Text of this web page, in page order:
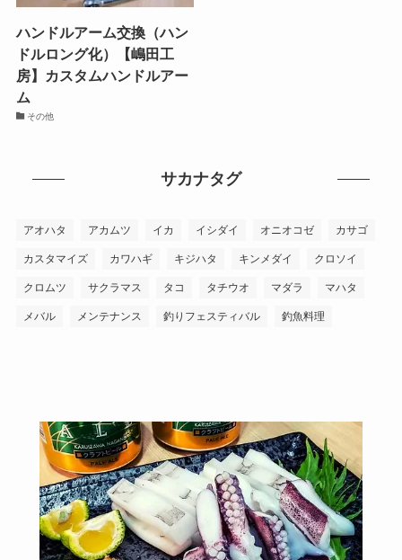
ハンドルアーム交換（ハン
ドルロング化）【嶋田工
房】カスタムハンドルアー
ム
その他
サカナタグ
アオハタ アカムツ イカ イシダイ オニオコゼ カサゴ
カスタマイズ カワハギ キジハタ キンメダイ クロソイ
クロムツ サクラマス タコ タチウオ マダラ マハタ
メバル メンテナンス 釣りフェスティバル 釣魚料理